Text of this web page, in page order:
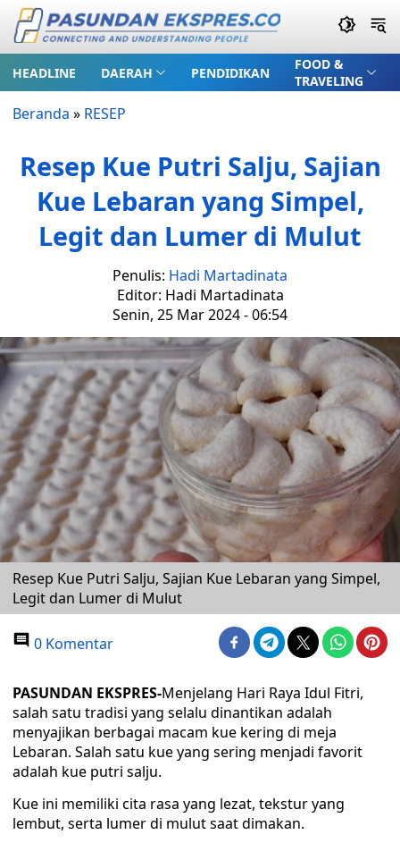
HEADLINE DAERAH PENDIDIKAN
FOOD &
TRAVELING
Beranda » RESEP
Resep Kue Putri Salju, Sajian
Kue Lebaran yang Simpel,
Legit dan Lumer di Mulut
Penulis: Hadi Martadinata
Editor: Hadi Martadinata
Senin, 25 Mar 2024 - 06:54
Resep Kue Putri Salju, Sajian Kue Lebaran yang Simpel,
Legit dan Lumer di Mulut
0 Komentar
PASUNDAN EKSPRES-Menjelang Hari Raya Idul Fitri,
salah satu tradisi yang selalu dinantikan adalah
menyajikan berbagai macam kue kering di meja
Lebaran. Salah satu kue yang sering menjadi favorit
adalah kue putri salju.
Kue ini memiliki cita rasa yang lezat, tekstur yang
lembut, serta lumer di mulut saat dimakan.